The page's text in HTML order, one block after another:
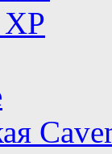
ХР